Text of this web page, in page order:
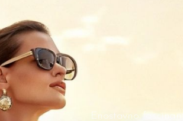
Enostavno